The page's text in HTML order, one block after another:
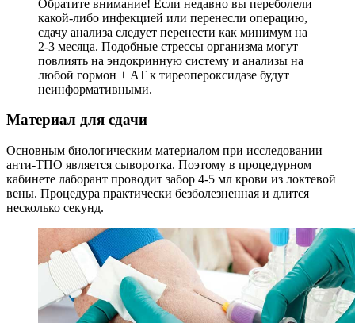
Обратите внимание! Если недавно вы переболели
какой-либо инфекцией или перенесли операцию,
сдачу анализа следует перенести как минимум на
2-3 месяца. Подобные стрессы организма могут
повлиять на эндокринную систему и анализы на
любой гормон + АТ к тиреопероксидазе будут
неинформативными.
Материал для сдачи
Основным биологическим материалом при исследовании
анти-ТПО является сыворотка. Поэтому в процедурном
кабинете лаборант проводит забор 4-5 мл крови из локтевой
вены. Процедура практически безболезненная и длится
несколько секунд.